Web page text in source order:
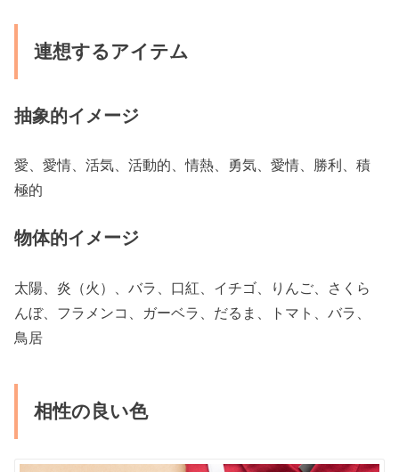
連想するアイテム
抽象的イメージ
愛、愛情、活気、活動的、情熱、勇気、愛情、勝利、積
極的
物体的イメージ
太陽、炎（火）、バラ、口紅、イチゴ、りんご、さくら
んぼ、フラメンコ、ガーベラ、だるま、トマト、バラ、
鳥居
相性の良い色